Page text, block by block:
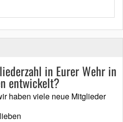
in Eurer Wehr in
entwickelt?
haben viele neue Mitglieder